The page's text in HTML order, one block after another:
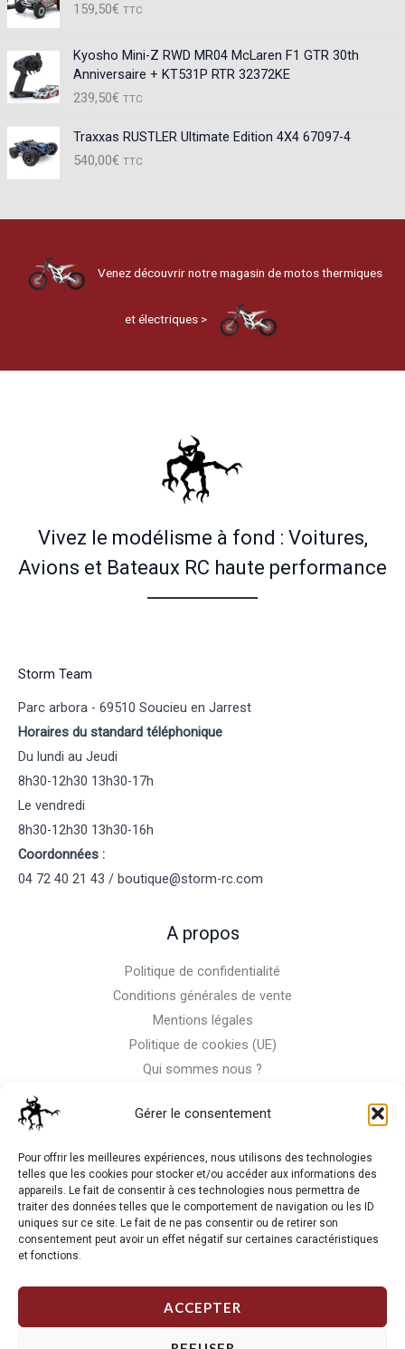
Gérer le consentement
Pour offrir les meilleures expériences, nous utilisons des technologies
telles que les cookies pour stocker et/ou accéder aux informations des
appareils. Le fait de consentir à ces technologies nous permettra de
traiter des données telles que le comportement de navigation ou les ID
uniques sur ce site. Le fait de ne pas consentir ou de retirer son
consentement peut avoir un effet négatif sur certaines caractéristiques
et fonctions.
ACCEPTER
159,50€ TTC
Kyosho Mini-Z RWD MR04 McLaren F1 GTR 30th
Anniversaire + KT531P RTR 32372KE
239,50€ TTC
Traxxas RUSTLER Ultimate Edition 4X4 67097-4
540,00€ TTC
Venez découvrir notre magasin de motos thermiques
et électriques >
Vivez le modélisme à fond : Voitures,
Avions et Bateaux RC haute performance
Storm Team
Parc arbora - 69510 Soucieu en Jarrest
Horaires du standard téléphonique
Du lundi au Jeudi
8h30-12h30 13h30-17h
Le vendredi
8h30-12h30 13h30-16h
Coordonnées :
04 72 40 21 43 / boutique@storm-rc.com
A propos
Politique de confidentialité
Conditions générales de vente
Mentions légales
Politique de cookies (UE)
Qui sommes nous ?
La RC n'est pas notre seule passion, venez visiter notre shop
de motos